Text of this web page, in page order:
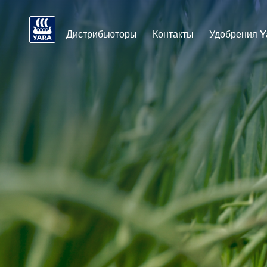
Дистрибьюторы Контакты Удобрения